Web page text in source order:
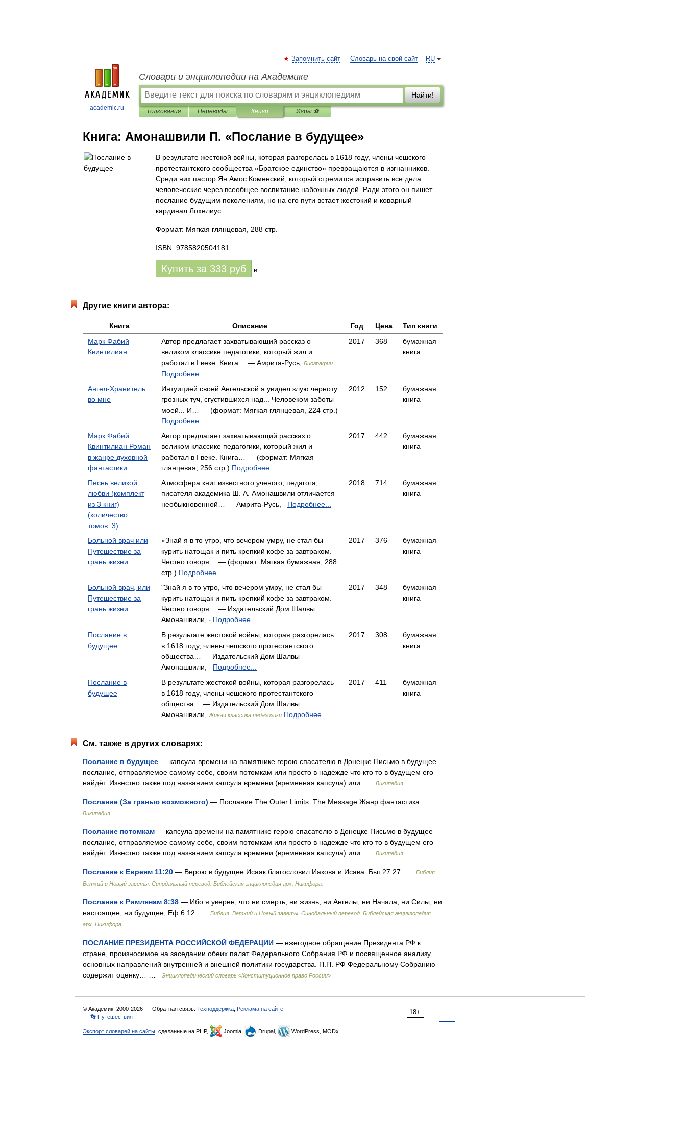
academic.ru
RU
Запомнить сайт Словарь на свой сайт
Словари и энциклопедии на Академике
Найти!
Толкования Переводы Книги Игры ⚽
Книга: Амонашвили П. «Послание в будущее»
В результате жестокой войны, которая разгорелась в 1618 году, члены чешского
протестантского сообщества «Братское единство» превращаются в изгнанников.
Среди них пастор Ян Амос Коменский, который стремится исправить все дела
человеческие через всеобщее воспитание набожных людей. Ради этого он пишет
послание будущим поколениям, но на его пути встает жестокий и коварный
кардинал Лохелиус...
Формат: Мягкая глянцевая, 288 стр.
ISBN: 9785820504181
Купить за 333 руб в
Другие книги автора:
Книга Описание Год Цена
Тип книги
Марк Фабий
Квинтилиан
Автор предлагает захватывающий рассказ о
великом классике педагогики, который жил и
работал в I веке. Книга… — Амрита-Русь,
Биографии
Подробнее...
2017 368
бумажная
книга
Ангел-Хранитель
во мне
Интуицией своей Ангельской я увидел злую черноту
грозных туч, сгустившихся над... Человеком заботы
моей... И… — (формат: Мягкая глянцевая, 224 стр.)
Подробнее...
2012 152
бумажная
книга
Марк Фабий
Квинтилиан Роман
в жанре духовной
фантастики
Автор предлагает захватывающий рассказ о
великом классике педагогики, который жил и
работал в I веке. Книга… — (формат: Мягкая
глянцевая, 256 стр.) Подробнее...
2017 442
бумажная
книга
Песнь великой
любви (комплект
из 3 книг)
(количество
томов: 3)
Атмосфера книг известного ученого, педагога,
писателя академика Ш. А. Амонашвили отличается
необыкновенной… — Амрита-Русь,
- Подробнее...
2018 714
бумажная
книга
Больной врач или
Путешествие за
грань жизни
«Знай я в то утро, что вечером умру, не стал бы
курить натощак и пить крепкий кофе за завтраком.
Честно говоря… — (формат: Мягкая бумажная, 288
стр.) Подробнее...
2017 376
бумажная
книга
Больной врач, или
Путешествие за
грань жизни
"Знай я в то утро, что вечером умру, не стал бы
курить натощак и пить крепкий кофе за завтраком.
Честно говоря… — Издательский Дом Шалвы
Амонашвили,
- Подробнее...
2017 348
бумажная
книга
Послание в
будущее
В результате жестокой войны, которая разгорелась
в 1618 году, члены чешского протестантского
общества… — Издательский Дом Шалвы
Амонашвили,
- Подробнее...
2017 308
бумажная
книга
Послание в
будущее
В результате жестокой войны, которая разгорелась
в 1618 году, члены чешского протестантского
общества… — Издательский Дом Шалвы
Амонашвили,
Живая классика педагогики Подробнее...
2017 411
бумажная
книга
См. также в других словарях:
Послание в будущее — капсула времени на памятнике герою спасателю в Донецке Письмо в будущее
послание, отправляемое самому себе, своим потомкам или просто в надежде что кто то в будущем его
найдёт. Известно также под названием капсула времени (временная капсула) или …
Википедия
Послание (За гранью возможного) — Послание The Outer Limits: The Message Жанр фантастика …
Википедия
Послание потомкам — капсула времени на памятнике герою спасателю в Донецке Письмо в будущее
послание, отправляемое самому себе, своим потомкам или просто в надежде что кто то в будущем его
найдёт. Известно также под названием капсула времени (временная капсула) или …
Википедия
Послание к Евреям 11:20 — Верою в будущее Исаак благословил Иакова и Исава. Быт.27:27 …
Библия.
Ветхий и Новый заветы. Синодальный перевод. Библейская энциклопедия арх. Никифора.
Послание к Римлянам 8:38 — Ибо я уверен, что ни смерть, ни жизнь, ни Ангелы, ни Начала, ни Силы, ни
настоящее, ни будущее, Еф.6:12 …
Библия. Ветхий и Новый заветы. Синодальный перевод. Библейская энциклопедия
арх. Никифора.
ПОСЛАНИЕ ПРЕЗИДЕНТА РОССИЙСКОЙ ФЕДЕРАЦИИ — ежегодное обращение Президента РФ к
стране, произносимое на заседании обеих палат Федерального Собрания РФ и посвященное анализу
основных направлений внутренней и внешней политики государства. П.П. РФ Федеральному Собранию
содержит оценку… …
Энциклопедический словарь «Конституционное право России»
18+
© Академик, 2000-2026 Обратная связь: Техподдержка Реклама на сайте
👣 Путешествия
Экспорт словарей на сайты , сделанные на PHP, Joomla, Drupal, WordPress, MODx.